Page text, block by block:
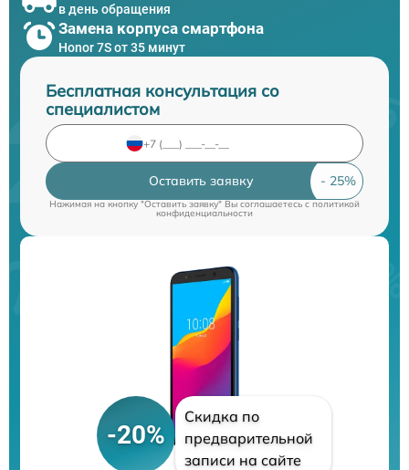
в день обращения
Замена корпуса смартфона
Honor 7S от 35 минут
Бесплатная консультация со
специалистом
Оставить заявку
Нажимая на кнопку "Оставить заявку" Вы соглашаетесь cполитикой
конфиденциальности
-20%
Скидка по
предварительной
записи на сайте